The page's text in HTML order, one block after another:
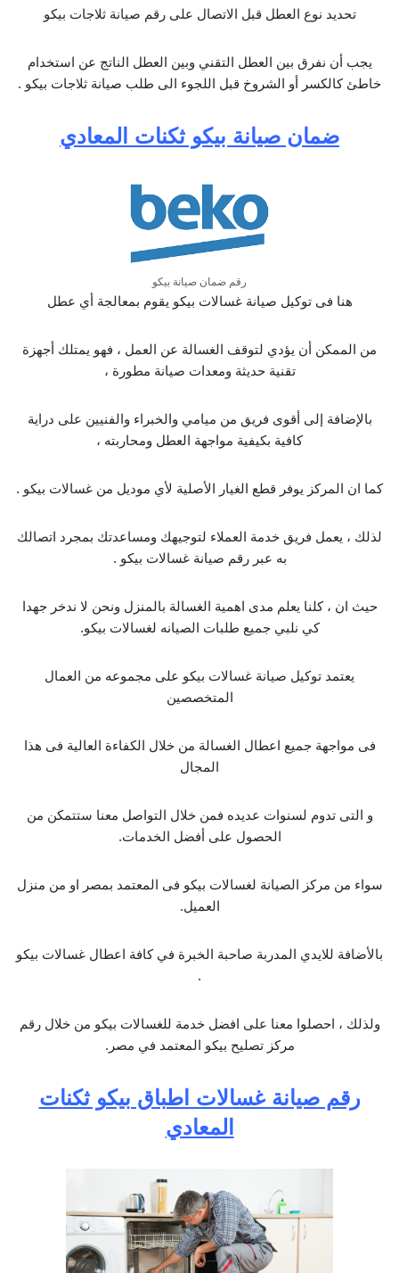
تحديد نوع العطل قبل الاتصال على رقم صيانة ثلاجات بيكو
يجب أن نفرق بين العطل التقني وبين العطل الناتج عن استخدام
خاطئ كالكسر أو الشروخ قبل اللجوء الى طلب صيانة ثلاجات بيكو .
ضمان صيانة بيكو ثكنات المعادي
رقم ضمان صيانة بيكو
هنا فى توكيل صيانة غسالات بيكو يقوم بمعالجة أي عطل
من الممكن أن يؤدي لتوقف الغسالة عن العمل ، فهو يمتلك أجهزة
تقنية حديثة ومعدات صيانة مطورة ،
بالإضافة إلى أقوى فريق من ميامي والخبراء والفنيين على دراية
كافية بكيفية مواجهة العطل ومحاربته ،
كما ان المركز يوفر قطع الغيار الأصلية لأي موديل من غسالات بيكو .
لذلك ، يعمل فريق خدمة العملاء لتوجيهك ومساعدتك بمجرد اتصالك
به عبر رقم صيانة غسالات بيكو .
حيث ان ، كلنا يعلم مدى اهمية الغسالة بالمنزل ونحن لا ندخر جهدا
كي نلبي جميع طلبات الصيانه لغسالات بيكو.
يعتمد توكيل صيانة غسالات بيكو على مجموعه من العمال
المتخصصين
فى مواجهة جميع اعطال الغسالة من خلال الكفاءة العالية فى هذا
المجال
و التى تدوم لسنوات عديده فمن خلال التواصل معنا ستتمكن من
الحصول على أفضل الخدمات.
سواء من مركز الصيانة لغسالات بيكو فى المعتمد بمصر او من منزل
العميل.
بالأضافة للايدي المدربة صاحبة الخبرة في كافة اعطال غسالات بيكو
.
ولذلك ، احصلوا معنا على افضل خدمة للغسالات بيكو من خلال رقم
مركز تصليح بيكو المعتمد في مصر.
رقم صيانة غسالات اطباق بيكو ثكنات
المعادي